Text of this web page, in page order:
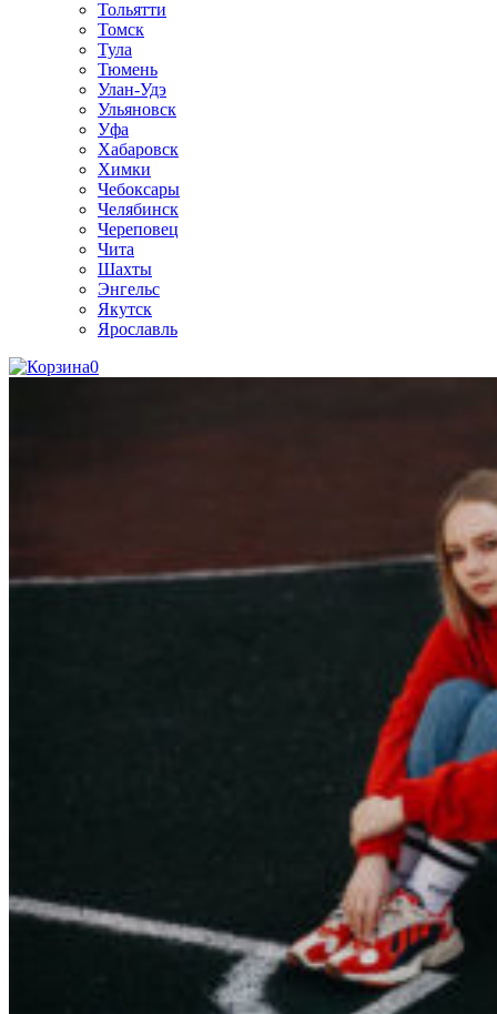
Тольятти
Томск
Тула
Тюмень
Улан-Удэ
Ульяновск
Уфа
Хабаровск
Химки
Чебоксары
Челябинск
Череповец
Чита
Шахты
Энгельс
Якутск
Ярославль
0